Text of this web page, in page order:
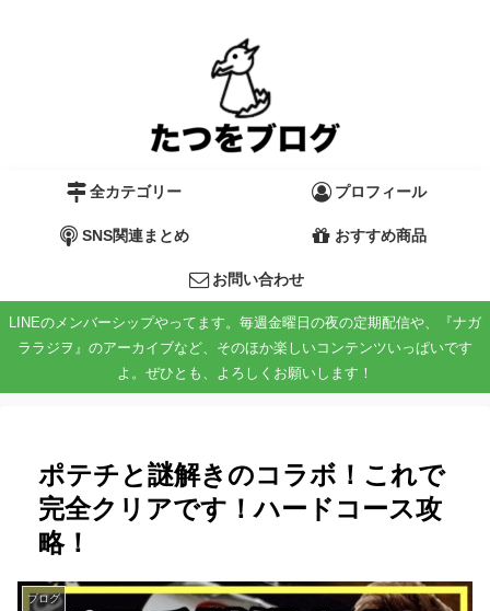
全カテゴリー プロフィール
SNS関連まとめ おすすめ商品
お問い合わせ
LINEのメンバーシップやってます。毎週金曜日の夜の定期配信や、『ナガ
ララジヲ』のアーカイブなど、そのほか楽しいコンテンツいっぱいです
よ。ぜひとも、よろしくお願いします！
ポテチと謎解きのコラボ！これで
完全クリアです！ハードコース攻
略！
ブログ